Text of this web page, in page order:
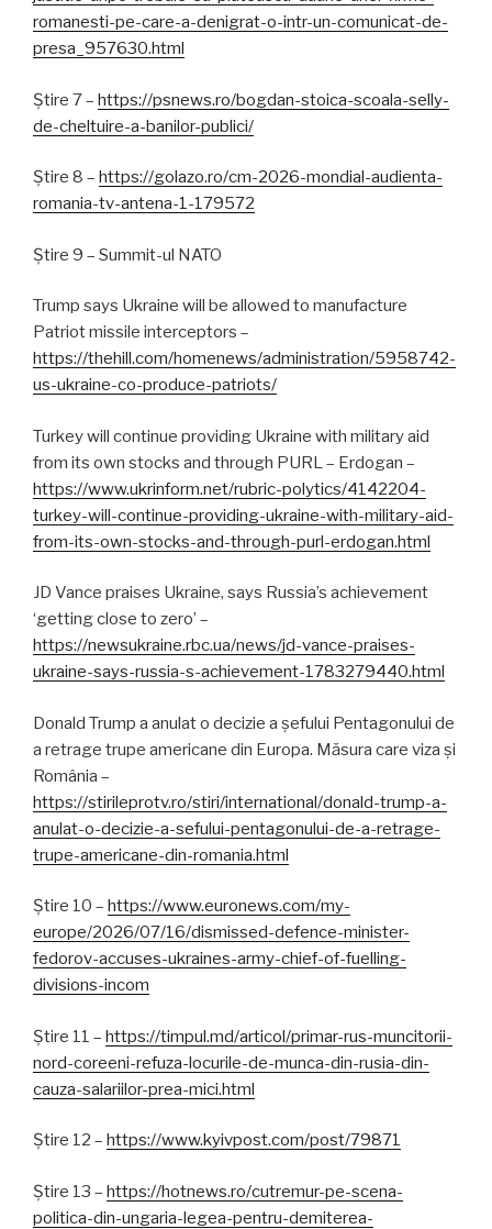
romanesti-pe-care-a-denigrat-o-intr-un-comunicat-de-
presa_957630.html
Știre 7 – https://psnews.ro/bogdan-stoica-scoala-selly-
de-cheltuire-a-banilor-publici/
Știre 8 – https://golazo.ro/cm-2026-mondial-audienta-
romania-tv-antena-1-179572
Știre 9 – Summit-ul NATO
Trump says Ukraine will be allowed to manufacture
Patriot missile interceptors –
https://thehill.com/homenews/administration/5958742-
us-ukraine-co-produce-patriots/
Turkey will continue providing Ukraine with military aid
from its own stocks and through PURL – Erdogan –
https://www.ukrinform.net/rubric-polytics/4142204-
turkey-will-continue-providing-ukraine-with-military-aid-
from-its-own-stocks-and-through-purl-erdogan.html
JD Vance praises Ukraine, says Russia’s achievement
‘getting close to zero’ –
https://newsukraine.rbc.ua/news/jd-vance-praises-
ukraine-says-russia-s-achievement-1783279440.html
Donald Trump a anulat o decizie a șefului Pentagonului de
a retrage trupe americane din Europa. Măsura care viza și
România –
https://stirileprotv.ro/stiri/international/donald-trump-a-
anulat-o-decizie-a-sefului-pentagonului-de-a-retrage-
trupe-americane-din-romania.html
Știre 10 – https://www.euronews.com/my-
europe/2026/07/16/dismissed-defence-minister-
fedorov-accuses-ukraines-army-chief-of-fuelling-
divisions-incom
Știre 11 – https://timpul.md/articol/primar-rus-muncitorii-
nord-coreeni-refuza-locurile-de-munca-din-rusia-din-
cauza-salariilor-prea-mici.html
Știre 12 – https://www.kyivpost.com/post/79871
Știre 13 – https://hotnews.ro/cutremur-pe-scena-
politica-din-ungaria-legea-pentru-demiterea-